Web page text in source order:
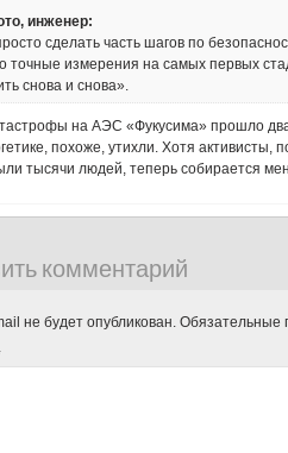
инженер:
сделать часть шагов по
точные измерения на самых первых
снова и снова».
на АЭС «Фукусима» прошло
похоже, утихли. Хотя
тысячи людей, теперь собирается
комментарий
не будет опубликован. Обязательные